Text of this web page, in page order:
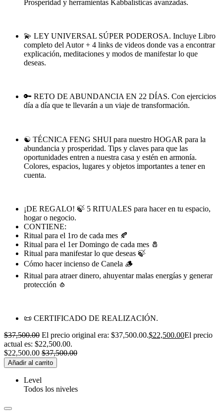
Prosperidad y herramientas Kabbalísticas avanzadas.
💫 LEY UNIVERSAL SÚPER PODEROSA. Incluye Libro
completo del Autor + 4 links de videos donde vas a encontrar
explicación, meditaciones y modos de manifestar lo que
deseas.
🔑 RETO DE ABUNDANCIA EN 22 DÍAS. Con ejercicios
día a día que te llevarán a un viaje de transformación.
☯️ TÉCNICA FENG SHUI para nuestro HOGAR para la
abundancia y prosperidad. Tips y claves para que las
oportunidades entren a nuestra casa y estén en armonía.
Colores, espacios, lugares y objetos importantes a tener en
cuenta.
¡DE REGALO! 🍃 5 RITUALES para hacer en tu espacio,
hogar o negocio.
CONTIENE:
Ritual para el 1ro de cada mes 🍂
Ritual para el 1er Domingo de cada mes 🧂
Ritual para manifestar lo que deseas 🍃
Cómo hacer incienso de Canela 🪵
Ritual para atraer dinero, ahuyentar malas energías y generar
protección 🧄
📜 CERTIFICADO DE REALIZACIÓN.
$37,500.00 El precio original era: $37,500.00.$22,500.00El precio
actual es: $22,500.00.
$22,500.00 $37,500.00
Añadir al carrito
Level
Todos los niveles